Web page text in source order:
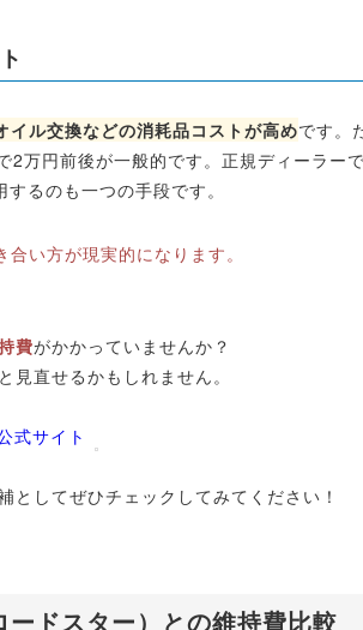
イル交換などの消耗品コストが高めです。
2万円前後が一般的です。正規ディーラー
るのも一つの手段です。
い方が現実的になります。
費がかかっていませんか？
見直せるかもしれません。
式サイト
としてぜひチェックしてみてください！
ドスター）との維持費比較